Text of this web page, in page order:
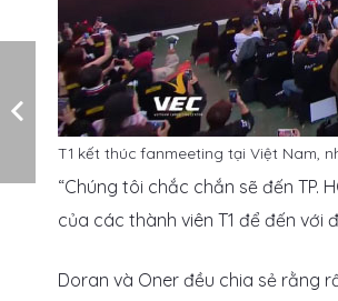
T1 kết thúc fanmeeting tại Việt Nam,
“Chúng tôi chắc chắn sẽ đến TP.
của các thành viên T1 để đến với
Doran và Oner đều chia sẻ rằng